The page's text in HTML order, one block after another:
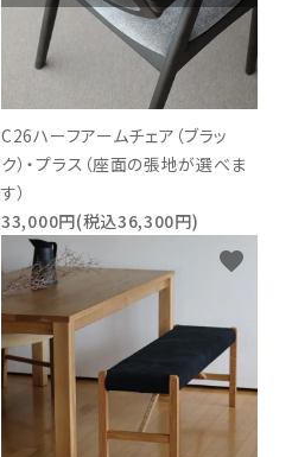
C26ハーフアームチェア（ブラッ
ク）・プラス（座面の張地が選べま
す）
33,000円(税込36,300円)
favorite